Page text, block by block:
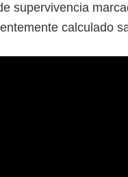
supervivencia
calculado